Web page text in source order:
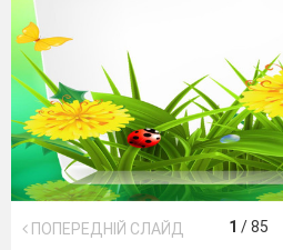
ПОПЕРЕДНІЙ СЛАЙД 1 /85